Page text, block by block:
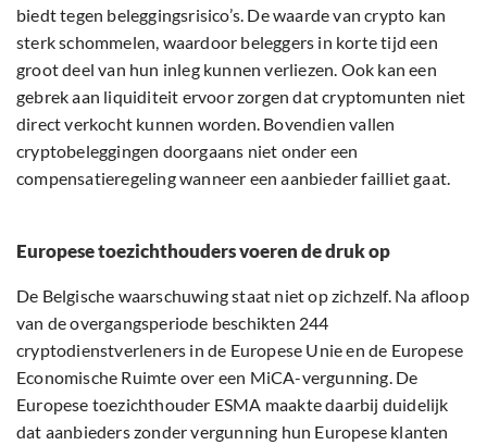
biedt tegen beleggingsrisico’s. De waarde van crypto kan
sterk schommelen, waardoor beleggers in korte tijd een
groot deel van hun inleg kunnen verliezen. Ook kan een
gebrek aan liquiditeit ervoor zorgen dat cryptomunten niet
direct verkocht kunnen worden. Bovendien vallen
cryptobeleggingen doorgaans niet onder een
compensatieregeling wanneer een aanbieder failliet gaat.
Europese toezichthouders voeren de druk op
De Belgische waarschuwing staat niet op zichzelf. Na afloop
van de overgangsperiode beschikten 244
cryptodienstverleners in de Europese Unie en de Europese
Economische Ruimte over een MiCA-vergunning. De
Europese toezichthouder ESMA maakte daarbij duidelijk
dat aanbieders zonder vergunning hun Europese klanten